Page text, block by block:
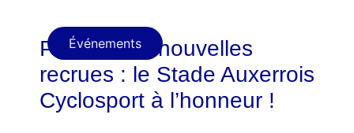
Événements
Podiums et nouvelles
recrues : le Stade Auxerrois
Cyclosport à l’honneur !